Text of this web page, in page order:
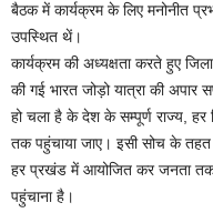
बैठक में कार्यक्रम के लिए मनोनीत
उपस्थित थें।
कार्यक्रम की अध्यक्षता करते हुए
की गई भारत जोड़ो यात्रा की
हो चला है के देश के सम्पूर्ण राज्य,
तक पहुंचाया जाए। इसी सोच के
हर प्रखंड में आयोजित कर जनता तक
पहुंचाना है।